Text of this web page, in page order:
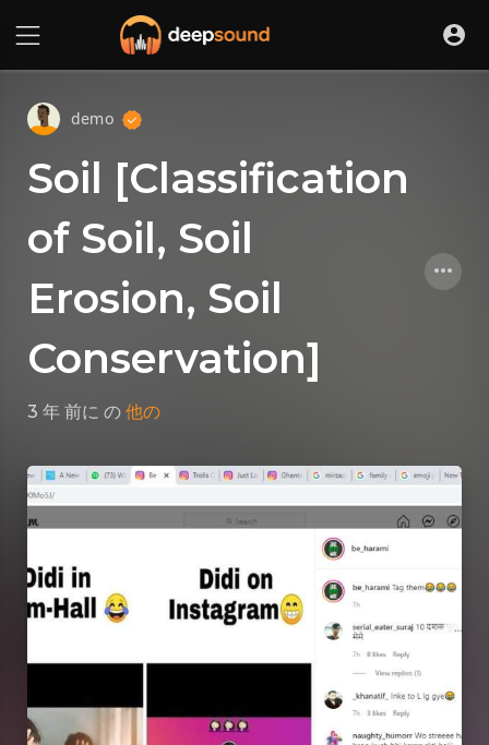
demo
Soil [Classification
of Soil, Soil
Erosion, Soil
Conservation]
3 年 前に の 他の